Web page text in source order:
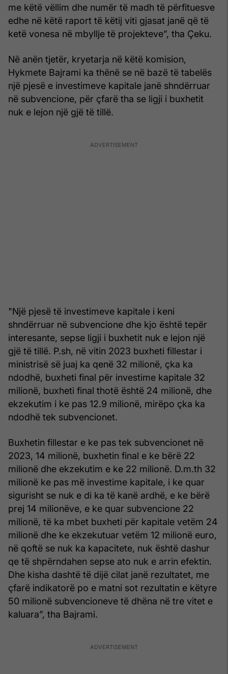
me këtë vëllim dhe numër të madh të përfituesve
edhe në këtë raport të këtij viti gjasat janë që të
ketë vonesa në mbyllje të projekteve”, tha Çeku.
Në anën tjetër, kryetarja në këtë komision,
Hykmete Bajrami ka thënë se në bazë të tabelës
një pjesë e investimeve kapitale janë shndërruar
në subvencione, për çfarë tha se ligji i buxhetit
nuk e lejon një gjë të tillë.
"Një pjesë të investimeve kapitale i keni
shndërruar në subvencione dhe kjo është tepër
interesante, sepse ligji i buxhetit nuk e lejon një
gjë të tillë. P.sh, në vitin 2023 buxheti fillestar i
ministrisë së juaj ka qenë 32 milionë, çka ka
ndodhë, buxheti final për investime kapitale 32
milionë, buxheti final thotë është 24 milionë, dhe
ekzekutim i ke pas 12.9 milionë, mirëpo çka ka
ndodhë tek subvencionet.
Buxhetin fillestar e ke pas tek subvencionet në
2023, 14 milionë, buxhetin final e ke bërë 22
milionë dhe ekzekutim e ke 22 milionë. D.m.th 32
milionë ke pas më investime kapitale, i ke quar
sigurisht se nuk e di ka të kanë ardhë, e ke bërë
prej 14 milionëve, e ke quar subvencione 22
milionë, të ka mbet buxheti për kapitale vetëm 24
milionë dhe ke ekzekutuar vetëm 12 milionë euro,
në qoftë se nuk ka kapacitete, nuk është dashur
qe të shpërndahen sepse ato nuk e arrin efektin.
Dhe kisha dashtë të dijë cilat janë rezultatet, me
çfarë indikatorë po e matni sot rezultatin e këtyre
50 milionë subvencioneve të dhëna në tre vitet e
kaluara”, tha Bajrami.